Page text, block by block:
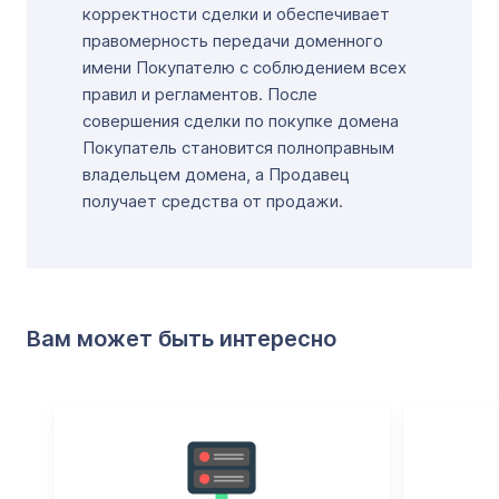
корректности сделки и обеспечивает
правомерность передачи доменного
имени Покупателю с соблюдением всех
правил и регламентов. После
совершения сделки по покупке домена
Покупатель становится полноправным
владельцем домена, а Продавец
получает средства от продажи.
Вам может быть интересно